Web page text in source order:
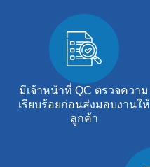
มีเจ้าหน้าที่ QC ตรวจความ
เรียบร้อยก่อนส่งมอบงานให้
ลูกค้า